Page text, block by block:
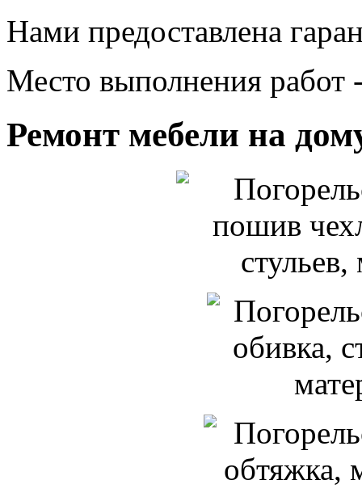
Нами предоставлена
Место выполнения работ
Ремонт мебели на